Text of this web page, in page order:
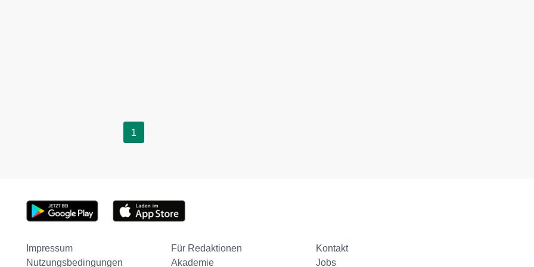
1
Impressum Für Redaktionen
Kontakt
Nutzungsbedingungen
Akademie Jobs